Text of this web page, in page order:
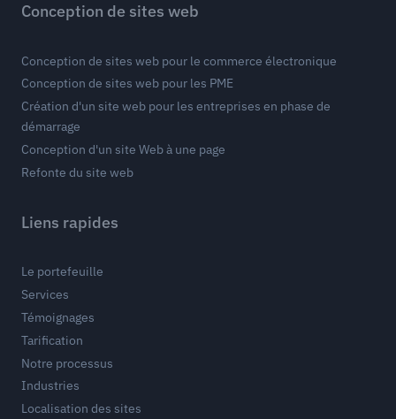
Conception de sites web
Conception de sites web pour le commerce électronique
Conception de sites web pour les PME
Création d'un site web pour les entreprises en phase de
démarrage
Conception d'un site Web à une page
Refonte du site web
Liens rapides
Le portefeuille
Services
Témoignages
Tarification
Notre processus
Industries
Localisation des sites